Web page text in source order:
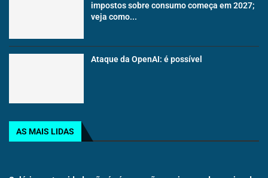
impostos sobre consumo começa em 2027;
veja como...
Ataque da OpenAI: é possível
AS MAIS LIDAS